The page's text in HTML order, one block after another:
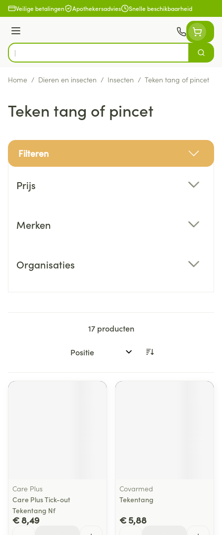
Ga naar de inhoud
Veilige betalingen Apothekersadvies Snelle beschikbaarheid
Menu
Product, merk, categorie...
Zoek
Home / Dieren en insecten / Insecten / Teken tang of pincet
Teken tang of pincet
Filteren
Prijs
Merken
Organisaties
17producten
Sorteer op:
Care Plus
Care Plus Tick-out
Tekentang Nf
€ 8,49
Covarmed
Tekentang
€ 5,88